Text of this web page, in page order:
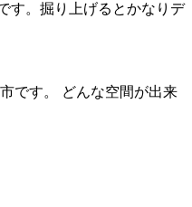
す。掘り上げるとかなりデ
です。 どんな空間が出来